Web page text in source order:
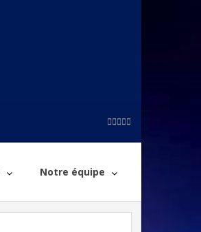
Notre équipe